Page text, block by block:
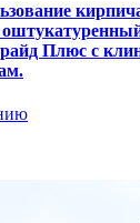
Плюс с